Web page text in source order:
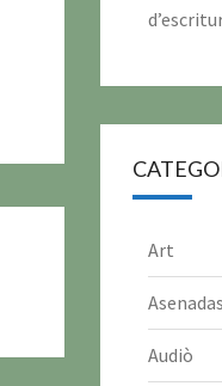
Art
Asenadas
Audiò